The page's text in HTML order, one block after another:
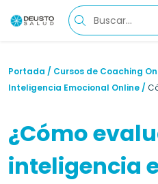
Portada / Cursos de Coaching
Inteligencia Emocional Online /
¿Cómo
inteligencia